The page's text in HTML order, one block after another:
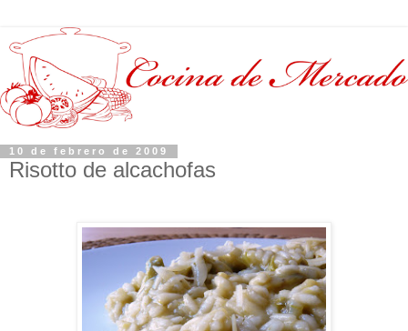
10 de febrero de 2009
Risotto de alcachofas